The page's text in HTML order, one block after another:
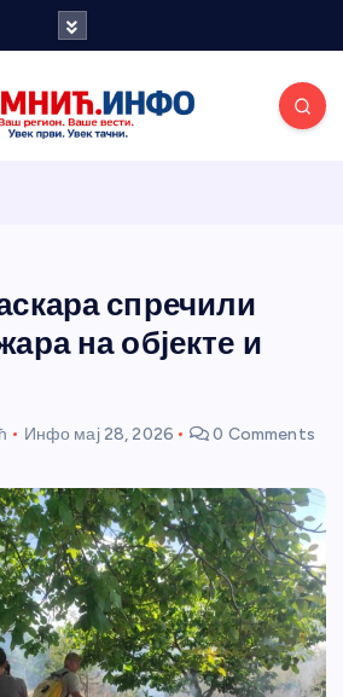
и портал
спречили
на објекте и
Инфо мај 28, 2026 0 Comments